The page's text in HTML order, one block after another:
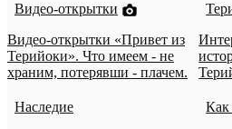
Видео-открытки
Видео-открытки «Привет из
Терийоки». Что имеем - не
храним, потерявши - плачем.
Наследие
Как